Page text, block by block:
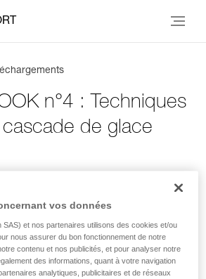
n°4 : Techniques
de glace
vos données
SAS) et nos partenaires utilisons des cookies et/ou
nous assurer du bon fonctionnement de notre
contenu et nos publicités, et pour analyser notre
des informations, quant à votre navigation
analytiques, publicitaires et de réseaux